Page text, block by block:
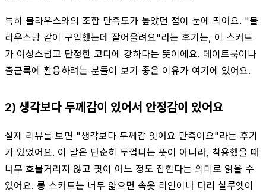
특히 블라우스와의 조합 만족도가 높았던 점이 눈에 띄어요. "블
라우스랑 같이 구입했는데 잘어울려요"라는 후기는, 이 스커트
가 여성스럽고 단정한 코디에 강하다는 뜻이에요. 데이트룩이나
출근룩에 활용하려는 분들이 보기 좋은 이유가 여기에 있어요.
2) 생각보다 두께감이 있어서 안정감이 있어요
실제 리뷰를 보면 "생각보다 두께감 잇어요 만족이요"라는 후기
가 있었어요. 이 말은 단순히 두껍다는 뜻이 아니라, 착용했을 때
너무 흐물거리지 않고 핏이 어느 정도 잡힌다는 의미로 읽을 수
있어요. 롱 스커트는 너무 얇으면 속옷 라인이나 다리 실루엣이